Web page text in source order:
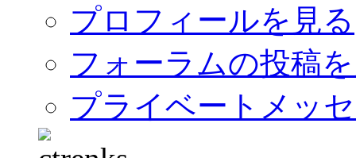
プロフィールを見る
フォーラムの投稿
プライベートメッ